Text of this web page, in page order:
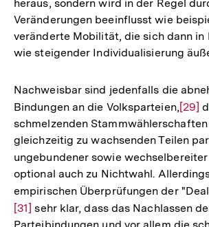
heraus, sondern wird in der Regel
Veränderungen beeinflusst wie
veränderte Mobilität, die sich dann in
wie steigender Individualisierung
Nachweisbar sind jedenfalls die
Bindungen an die Volksparteien,Zur
der
[29]
schmelzenden
gleichzeitig zu wachsenden Teilen
ungebundener sowie wechselbereiter
optional auch zu Nichtwahl.
empirischen Überprüfungen der
[31] sehr klar, dass das Nachlassen
Parteibindungen und vor allem die